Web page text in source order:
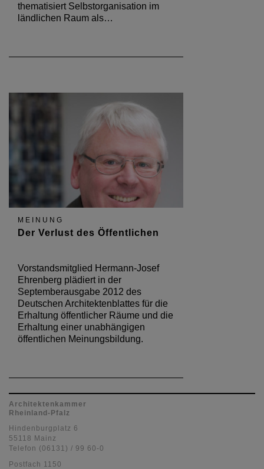
thematisiert Selbstorganisation im
ländlichen Raum als…
MEINUNG
Der Verlust des Öffentlichen
Vorstandsmitglied Hermann-Josef
Ehrenberg plädiert in der
Septemberausgabe 2012 des
Deutschen Architektenblattes für die
Erhaltung öffentlicher Räume und die
Erhaltung einer unabhängigen
öffentlichen Meinungsbildung.
Architektenkammer
Rheinland-Pfalz
Hindenburgplatz 6
55118 Mainz
Telefon (06131) / 99 60-0
Postfach 1150